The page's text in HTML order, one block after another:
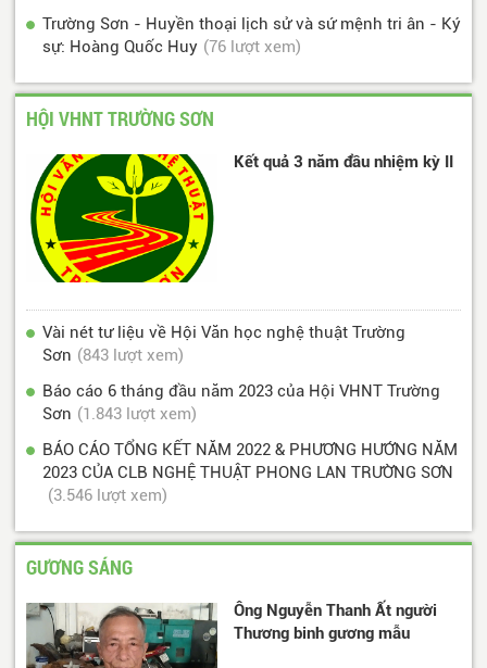
Trường Sơn - Huyền thoại lịch sử và sứ mệnh tri ân - Ký
sự: Hoàng Quốc Huy (76 lượt xem)
HỘI VHNT TRƯỜNG SƠN
Kết quả 3 năm đầu nhiệm kỳ II
Vài nét tư liệu về Hội Văn học nghệ thuật Trường
Sơn (843 lượt xem)
Báo cáo 6 tháng đầu năm 2023 của Hội VHNT Trường
Sơn (1.843 lượt xem)
BÁO CÁO TỔNG KẾT NĂM 2022 & PHƯƠNG HƯỚNG NĂM
2023 CỦA CLB NGHỆ THUẬT PHONG LAN TRƯỜNG SƠN
(3.546 lượt xem)
GƯƠNG SÁNG
Ông Nguyễn Thanh Ất người
Thương binh gương mẫu